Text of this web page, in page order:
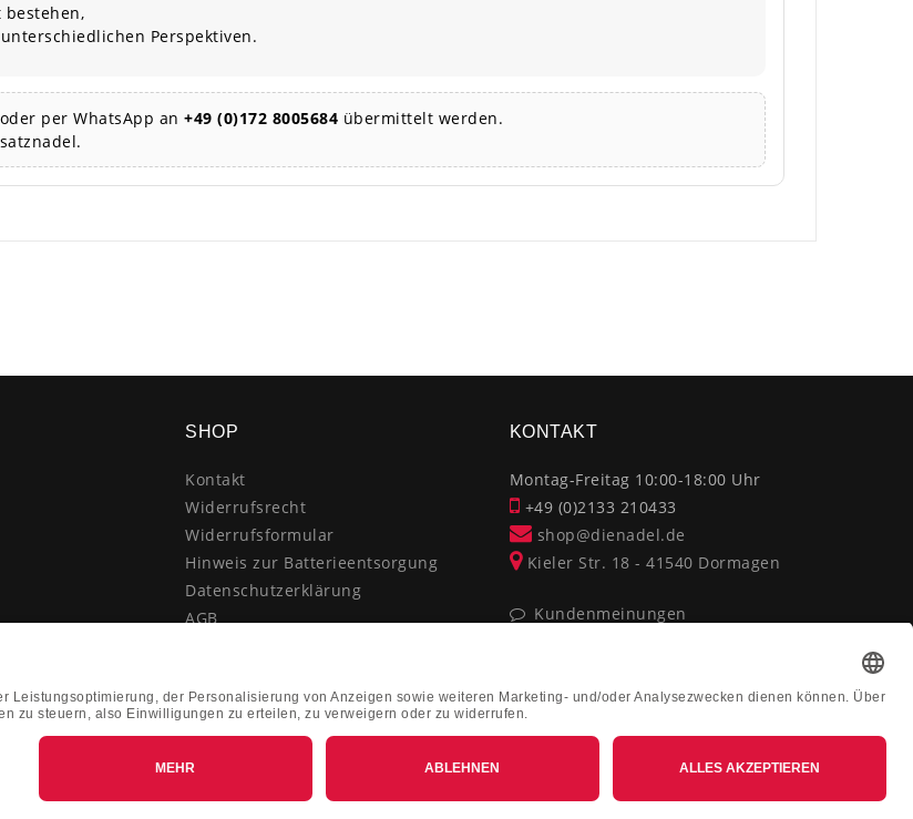
bestehen,
Perspektiven.
oder per WhatsApp an +49 (0)172 8005684 übermittelt werden.
SHOP
Kontakt
Widerrufsrecht
Widerrufsformular
Hinweis zur Batterieentsorgung
Datenschutzerklärung
AGB
Vertrag widerrufen
KONTAKT
Montag-Freitag 10:00-18:00 Uhr
+49 (0)2133 210433
shop@dienadel.de
Kieler Str. 18 - 41540 Dormagen
Kundenmeinungen